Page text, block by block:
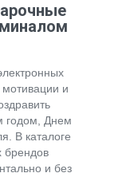
и
годом, Днем
В каталоге
брендов
и без